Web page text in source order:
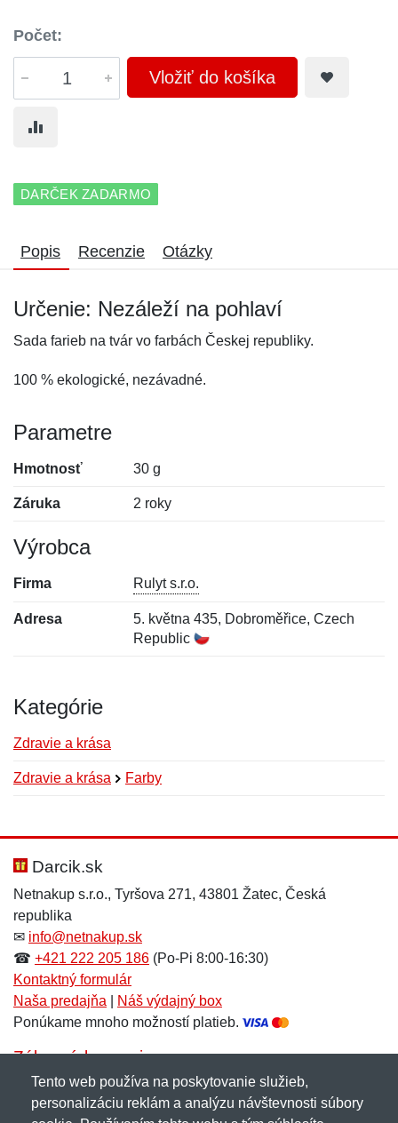
Počet:
Vložiť do košíka
DARČEK ZADARMO
Popis Recenzie Otázky
Určenie: Nezáleží na pohlaví
Sada farieb na tvár vo farbách Českej republiky.
100 % ekologické, nezávadné.
Parametre
Hmotnosť 30 g
Záruka 2 roky
Výrobca
Firma Rulyt s.r.o.
Adresa
5. května 435, Dobroměřice, Czech
Republic
Kategórie
Zdravie a krása
Zdravie a krása Farby
Hodnotenie:
Meno:*
E-mail:
Správa*
Meno:
E-mail:*
Správa*
Darcik.sk
Netnakup s.r.o., Tyršova 271, 43801 Žatec, Česká
republika
✉ info@netnakup.sk
☎ +421 222 205 186 (Po-Pi 8:00-16:30)
Kontaktný formulár
Naša predajňa
Náš výdajný box
Ponúkame mnoho možností platieb.
Zákaznícky servis
Novinky emailom
Tento web používa na poskytovanie služieb,
personalizáciu reklám a analýzu návštevnosti súbory